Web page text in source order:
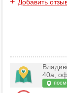
Добавить
40а,